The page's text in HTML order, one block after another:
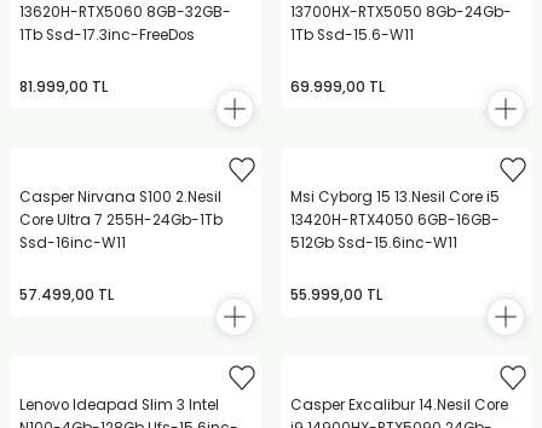
13620H-RTX5060 8GB-32GB-
1Tb Ssd-17.3inc-FreeDos
81.999,00 TL
13700HX-RTX5050 8Gb-24Gb-
1Tb Ssd-15.6-W11
69.999,00 TL
Casper Nirvana S100 2.Nesil
Core Ultra 7 255H-24Gb-1Tb
Ssd-16inc-W11
57.499,00 TL
Msi Cyborg 15 13.Nesil Core i5
13420H-RTX4050 6GB-16GB-
512Gb Ssd-15.6inc-W11
55.999,00 TL
Lenovo Ideapad Slim 3 Intel
Casper Excalibur 14.Nesil Core